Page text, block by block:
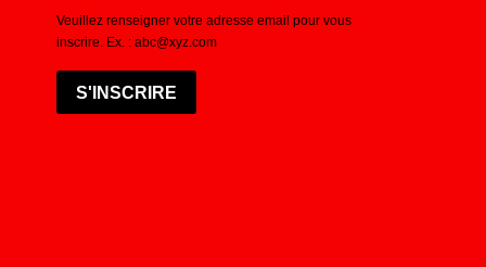
Veuillez renseigner votre adresse email pour vous
inscrire. Ex. : abc@xyz.com
S'INSCRIRE